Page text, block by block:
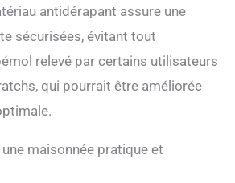
simple étape par étape et
d'un système de
configurer. Ils peuvent
également être facilement
lorsqu'ils ne sont pas
Assurez - vous de vérifier
antidérapant assure une
sécurisées, évitant tout
relevé par certains utilisateurs
qui pourrait être améliorée
maisonnée pratique et